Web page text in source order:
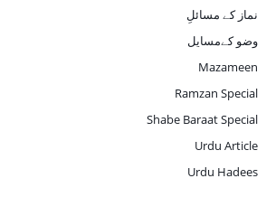
نماز کے مسائلِ
وضو ‏کےمسایل
Mazameen
Ramzan Special
Shabe Baraat Special
Urdu Article
Urdu Hadees